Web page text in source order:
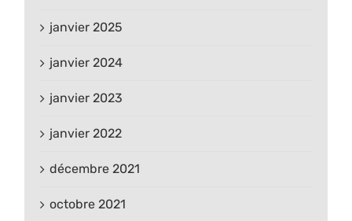
janvier 2025
janvier 2024
janvier 2023
janvier 2022
décembre 2021
octobre 2021